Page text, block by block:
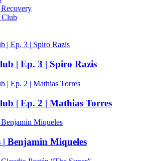
Club
| Ep. 3 | Spiro Razis
| Ep. 2 | Mathias Torres
| Benjamin Miqueles